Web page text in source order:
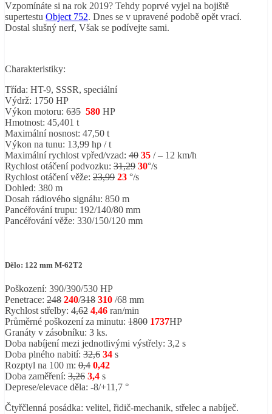
Vzpomínáte si na rok 2019? Tehdy poprvé vyjel na bojiště
supertestu Object 752. Dnes se v upravené podobě opět vrací.
Dostal slušný nerf, Však se podívejte sami.
Charakteristiky:
Třída: HT-9, SSSR, speciální
Výdrž: 1750 HP
Výkon motoru: 635 580 HP
Hmotnost: 45,401 t
Maximální nosnost: 47,50 t
Výkon na tunu: 13,99 hp / t
Maximální rychlost vpřed/vzad: 40 35 / – 12 km/h
Rychlost otáčení podvozku: 31,29 30°/s
Rychlost otáčení věže: 23,99 23 °/s
Dohled: 380 m
Dosah rádiového signálu: 850 m
Pancéřování trupu: 192/140/80 mm
Pancéřování věže: 330/150/120 mm
Dělo: 122 mm M-62T2
Poškození: 390/390/530 HP
Penetrace: 248 240/318 310 /68 mm
Rychlost střelby: 4,62 4,46 ran/min
Průměrné poškození za minutu: 1800 1737HP
Granáty v zásobníku: 3 ks.
Doba nabíjení mezi jednotlivými výstřely: 3,2 s
Doba plného nabití: 32,6 34 s
Rozptyl na 100 m: 0,4 0,42
Doba zaměření: 3,26 3,4 s
Deprese/elevace děla: -8/+11,7 °
Čtyřčlenná posádka: velitel, řidič-mechanik, střelec a nabíječ.